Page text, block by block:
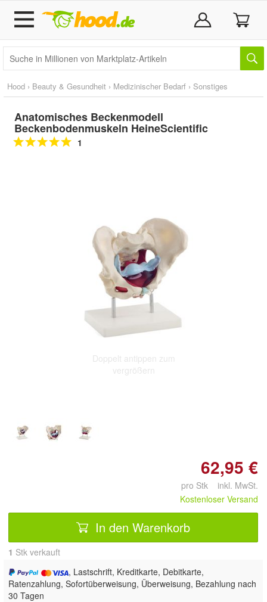
Hood › Beauty & Gesundheit › Medizinischer Bedarf › Sonstiges
Anatomisches Beckenmodell
Beckenbodenmuskeln HeineScientific
1
Doppelt antippen zum
vergrößern
62,95 €
pro Stk inkl. MwSt.
Kostenloser Versand
In den Warenkorb
1 Stk verkauft
, Lastschrift, Kreditkarte, Debitkarte,
Ratenzahlung, Sofortüberweisung, Überweisung, Bezahlung nach
30 Tagen